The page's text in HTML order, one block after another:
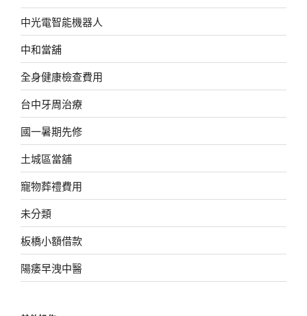
中光電智能機器人
中和當舖
全身健康檢查費用
台中牙周治療
國一暑期先修
土城區當舖
寵物葬禮費用
未分類
板橋小額借款
陽痿早洩中醫